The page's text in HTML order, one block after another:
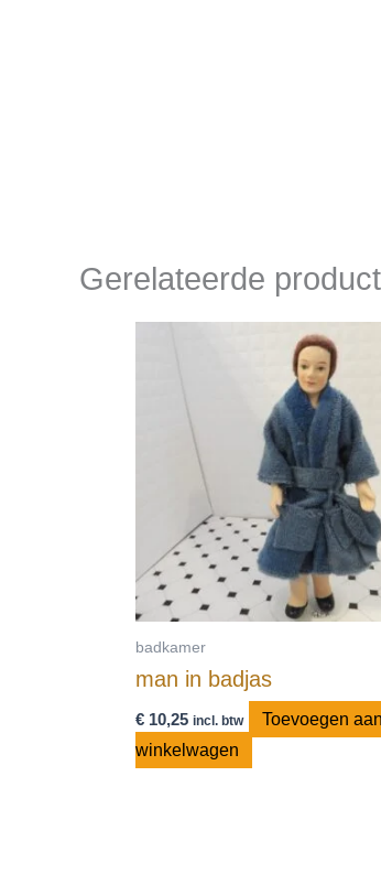
Gerelateerde
badkamer
man in badjas
€ 10,25 incl. btw
Toevoegen aan
winkelwagen